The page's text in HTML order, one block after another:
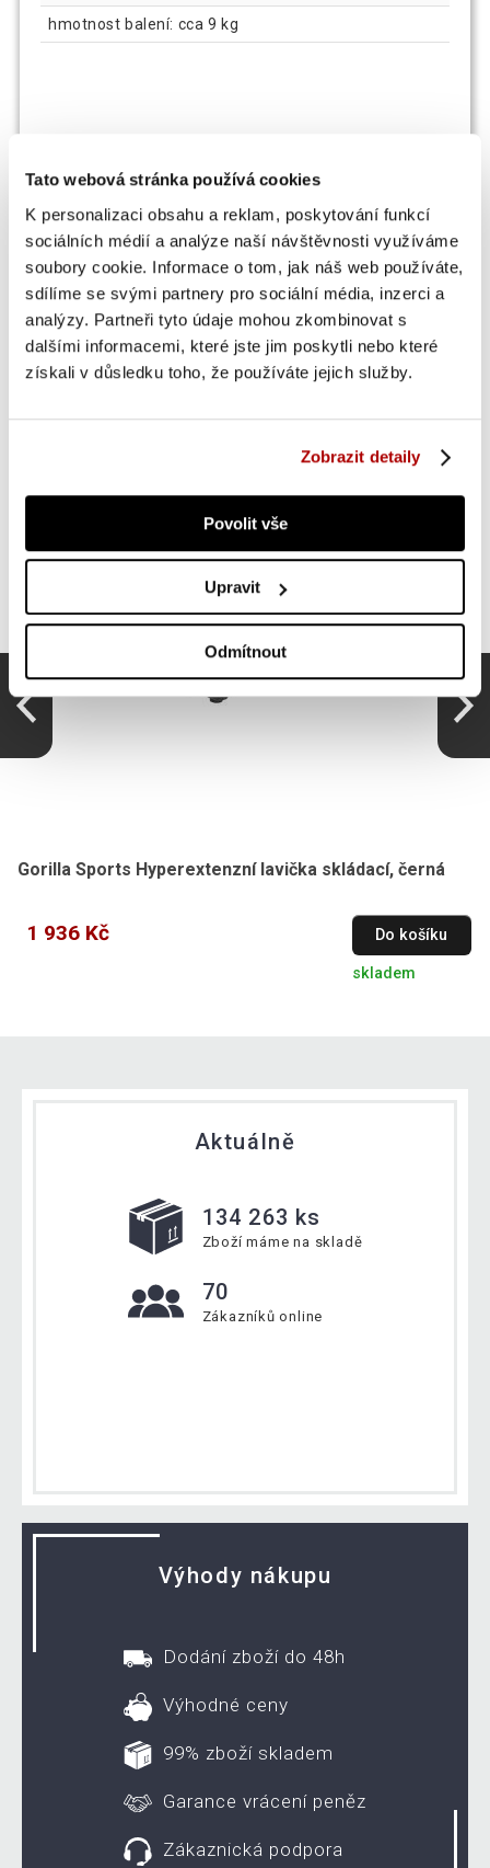
Tato webová stránka používá cookies
K personalizaci obsahu a reklam, poskytování funkcí
sociálních médií a analýze naší návštěvnosti využíváme
soubory cookie. Informace o tom, jak náš web používáte,
sdílíme se svými partnery pro sociální média, inzerci a
analýzy. Partneři tyto údaje mohou zkombinovat s
dalšími informacemi, které jste jim poskytli nebo které
získali v důsledku toho, že používáte jejich služby.
Zobrazit detaily
Povolit vše
Upravit
Odmítnout
hmotnost balení: cca 9 kg
OSTATNÍ SI TAKÉ PROHLÍŽEJÍ
Gorilla Sports Hyperextenzní lavička skládací, černá
1 936 Kč Do košíku
skladem
Aktuálně
134 263 ks
Zboží máme na skladě
70
Zákazníků online
Výhody nákupu
Dodání zboží do 48h
Výhodné ceny
99% zboží skladem
Garance vrácení peněz
Zákaznická podpora